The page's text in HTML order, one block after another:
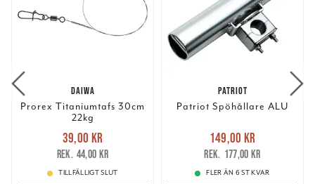
DAIWA
Prorex Titaniumtafs 30cm
22kg
Nuvarande pris
39,00 krTidigare pris
44,00 kr
39,00 kr
44,00 kr
TILLFÄLLIGT SLUT
PATRIOT
Patriot Spöhållare ALU
Nuvarande pris
149,00 krTidigare pris
177,00 kr
149,00 kr
177,00 kr
FLER ÄN 6 ST KVAR